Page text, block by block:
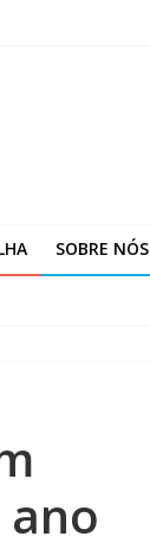
SOBRE NÓS